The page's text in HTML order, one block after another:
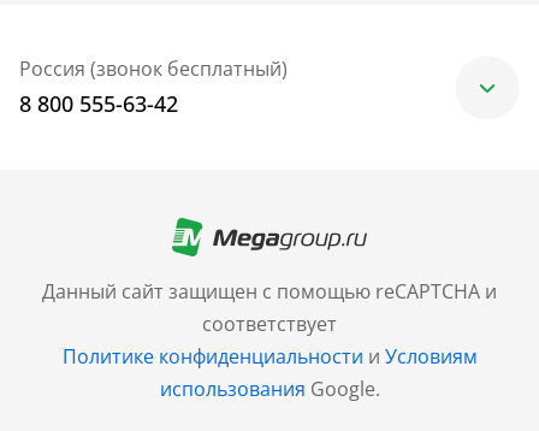
Данный сайт защищен с помощью reCAPTCHA и
соответствует
Политике конфиденциальности и Условиям
использования Google.
Россия (звонок бесплатный)
8 800 555-63-42
+7 (499) 705-30-10
Санкт-Петербург
+7 (812) 600-77-33
Барнаул
+7 (961) 999-93-93